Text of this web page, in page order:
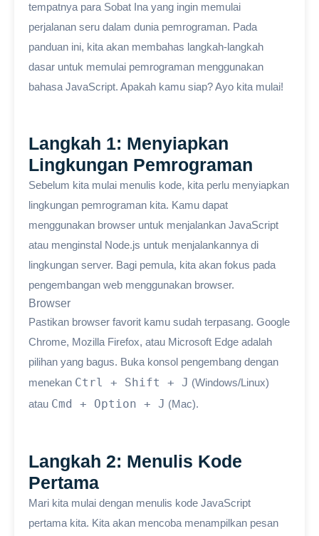
tempatnya para Sobat Ina yang ingin memulai
perjalanan seru dalam dunia pemrograman. Pada
panduan ini, kita akan membahas langkah-langkah
dasar untuk memulai pemrograman menggunakan
bahasa JavaScript. Apakah kamu siap? Ayo kita mulai!
Langkah 1: Menyiapkan
Lingkungan Pemrograman
Sebelum kita mulai menulis kode, kita perlu menyiapkan
lingkungan pemrograman kita. Kamu dapat
menggunakan browser untuk menjalankan JavaScript
atau menginstal Node.js untuk menjalankannya di
lingkungan server. Bagi pemula, kita akan fokus pada
pengembangan web menggunakan browser.
Browser
Pastikan browser favorit kamu sudah terpasang. Google
Chrome, Mozilla Firefox, atau Microsoft Edge adalah
pilihan yang bagus. Buka konsol pengembang dengan
menekan Ctrl + Shift + J (Windows/Linux)
atau Cmd + Option + J (Mac).
Langkah 2: Menulis Kode
Pertama
Mari kita mulai dengan menulis kode JavaScript
pertama kita. Kita akan mencoba menampilkan pesan